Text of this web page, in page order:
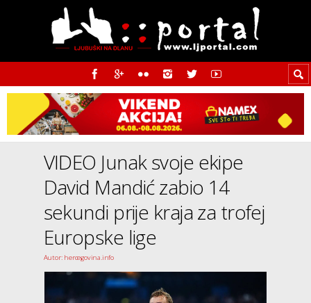
VIDEO Junak svoje ekipe
David Mandić zabio 14
sekundi prije kraja za trofej
Europske lige
Autor: hercegovina.info